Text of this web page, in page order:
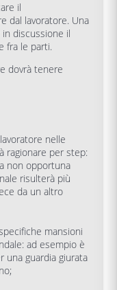
il
dal lavoratore. Una
discussione il
fra le parti.
dovrà tenere
nelle
ragionare per step:
non opportuna
risulterà più
da un altro
mansioni
ad esempio è
una guardia giurata